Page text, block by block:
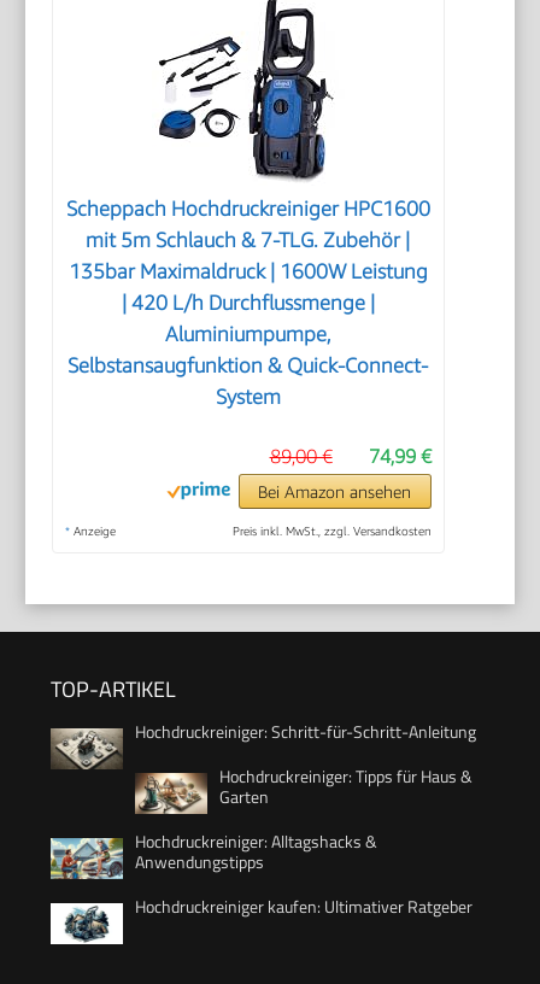
Scheppach Hochdruckreiniger HPC1600
mit 5m Schlauch & 7-TLG. Zubehör |
135bar Maximaldruck | 1600W Leistung
| 420 L/h Durchflussmenge |
Aluminiumpumpe,
Selbstansaugfunktion & Quick-Connect-
System
74,99 €
89,00 €
Bei Amazon ansehen
* Anzeige Preis inkl. MwSt., zzgl. Versandkosten
TOP-ARTIKEL
Hochdruckreiniger: Schritt-für-Schritt-Anleitung
Hochdruckreiniger: Tipps für Haus &
Garten
Hochdruckreiniger: Alltagshacks &
Anwendungstipps
Hochdruckreiniger kaufen: Ultimativer Ratgeber